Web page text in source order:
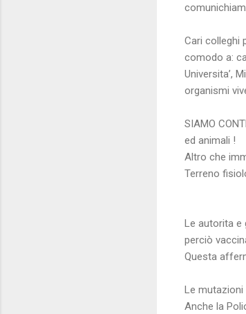
Cari colleghi
comodo a:
Universita’,
organismi
SIAMO
ed animali !
Altro che
Terreno
Le autorita e
perciò
Questa
Le mutazioni
Anche la